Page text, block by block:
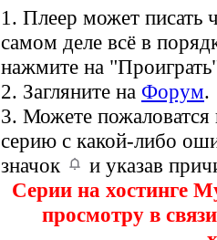
1. Плеер может писать
самом деле всё в
нажмите на
2. Загляните на Форум.
3. Можете
серию с какой-либо
значок
и указав
Серии на хостинге
просмотру в